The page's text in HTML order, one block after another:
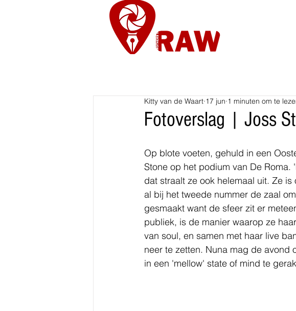
Fotoverslag | Joss
Kitty van de Waart 17 jun 1 minuten om te
Op blote voeten, gehuld in een
Stone op het podium van De
dat straalt ze ook helemaal uit. Ze
al bij het tweede nummer de zaal
gesmaakt want de sfeer zit er
publiek, is de manier waarop ze
van soul, en samen met haar live
neer te zetten. Nuna mag de avond
in een 'mellow' state of mind te